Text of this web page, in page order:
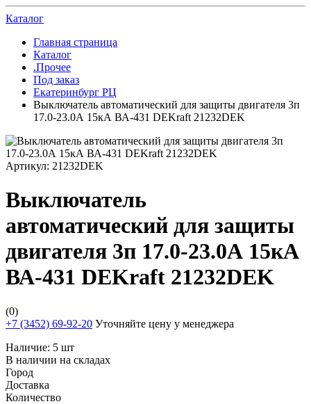
Каталог
Главная страница
Каталог
.Прочее
Под заказ
Екатеринбург РЦ
Выключатель автоматический для защиты двигателя 3п
17.0-23.0А 15кА ВА-431 DEKraft 21232DEK
Артикул: 21232DEK
Выключатель
автоматический для защиты
двигателя 3п 17.0-23.0А 15кА
ВА-431 DEKraft 21232DEK
(0)
+7 (3452) 69-92-20 Уточняйте цену у менеджера
Наличие: 5 шт
В наличии на складах
Город
Доставка
Количество